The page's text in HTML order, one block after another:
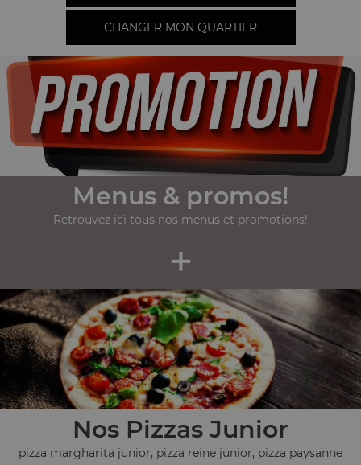
CHANGER MON QUARTIER
Menus & promos!
Retrouvez ici tous nos menus et promotions!
+
Nos Pizzas Junior
pizza margharita junior, pizza reine junior, pizza paysanne